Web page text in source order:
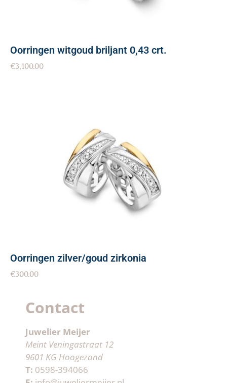
Oorringen witgoud briljant 0,43 crt.
€3,100.00
Oorringen zilver/goud zirkonia
€300.00
Contact
Juwelier Meijer
Meint Veningastraat 12
9601 KG Hoogezand
T: 0598-394066